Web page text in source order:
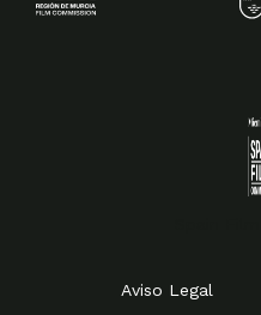
Aviso Legal